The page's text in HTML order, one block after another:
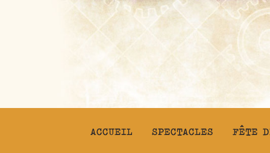
ACCUEIL SPECTACLES FÊTE